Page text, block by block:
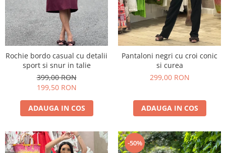
Rochie bordo casual cu detalii
sport si snur in talie
399,00 RON
199,50 RON
ADAUGA IN COS
Pantaloni negri cu croi conic
si curea
299,00 RON
ADAUGA IN COS
-50%